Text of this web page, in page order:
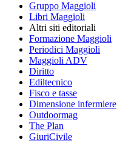
Gruppo Maggioli
Libri Maggioli
Altri siti editoriali
Formazione Maggioli
Periodici Maggioli
Maggioli ADV
Diritto
Ediltecnico
Fisco e tasse
Dimensione infermiere
Outdoormag
The Plan
GiuriCivile